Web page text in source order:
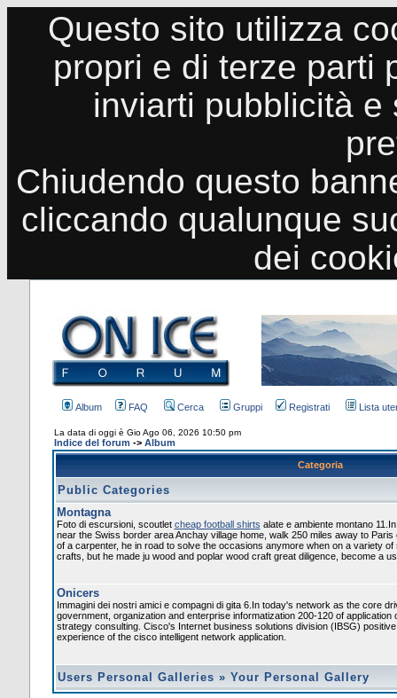
Questo sito utilizza
propri e di terze parti
inviarti pubblicità
Chiudendo questo
cliccando qualunque
dei
Album FAQ Cerca Gruppi Registrati Lista
La data di oggi è Gio Ago 06, 2026 10:50 pm
Indice del forum -> Album
Categoria
Public Categories
Montagna
Foto di escursioni, scoutlet cheap football shirts alate e ambiente montano
near the Swiss border area Anchay village home, walk 250 miles away to
of a carpenter, he in road to solve the occasions anymore when on a variety
crafts, but he made ju wood and poplar wood craft great diligence, become a
Onicers
Immagini dei nostri amici e compagni di gita 6.In today's network as the core
government, organization and enterprise informatization 200-120 of application
strategy consulting. Cisco's Internet business solutions division (IBSG)
experience of the cisco intelligent network application.
Users Personal Galleries » Your Personal Gallery